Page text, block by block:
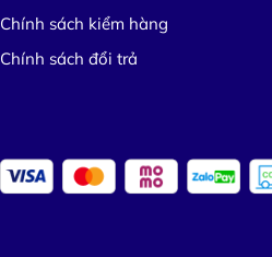
Chính sách kiểm hàng
Chính sách đổi trả